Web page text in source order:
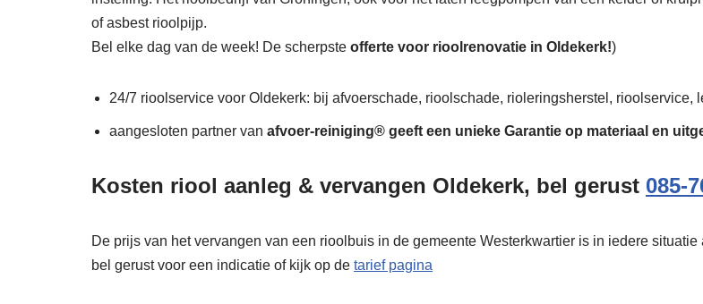
of asbest rioolpijp.
Bel elke dag van de week! De scherpste offerte voor rioolrenovatie in Oldekerk!)
24/7 rioolservice voor Oldekerk: bij afvoerschade, rioolschade, rioleringsherstel, rioolservice,
aangesloten partner van afvoer-reiniging® geeft een unieke Garantie op materiaal en
Kosten riool aanleg & vervangen Oldekerk, bel gerust 085-
De prijs van het vervangen van een rioolbuis in de gemeente Westerkwartier is in iedere situatie
bel gerust voor een indicatie of kijk op de tarief pagina